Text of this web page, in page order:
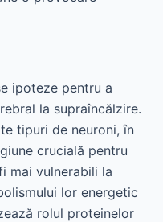
ipoteze pentru a
la supraîncălzire.
tipuri de neuroni, în
crucială pentru
mai vulnerabili la
lor energetic
rolul proteinelor